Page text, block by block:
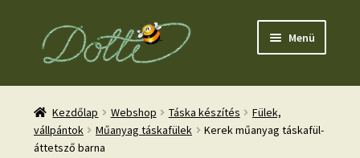
Ugrás
Kilépés
Menü
Kezdőlap Webshop Táska készítés
Fülek,
vállpántok
Műanyag táskafülek
Kerek műanyag táskafül-
áttetsző barna